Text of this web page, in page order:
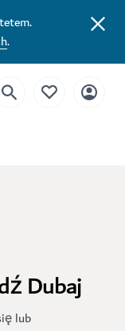
.
Dubaj
lub